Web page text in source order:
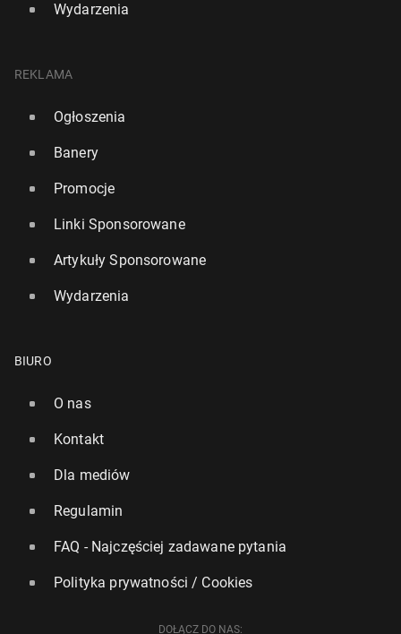
Wydarzenia
REKLAMA
Ogłoszenia
Banery
Promocje
Linki Sponsorowane
Artykuły Sponsorowane
Wydarzenia
BIURO
O nas
Kontakt
Dla mediów
Regulamin
FAQ - Najczęściej zadawane pytania
Polityka prywatności / Cookies
DOŁĄCZ DO NAS: